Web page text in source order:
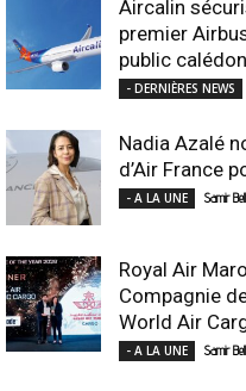
Aircalin
premier
public
- DERNIÈRES NEWS
Nadia Azalé
d’Air France
- A LA UNE Samir
Royal Air
Compagnie
World Air
- A LA UNE Samir